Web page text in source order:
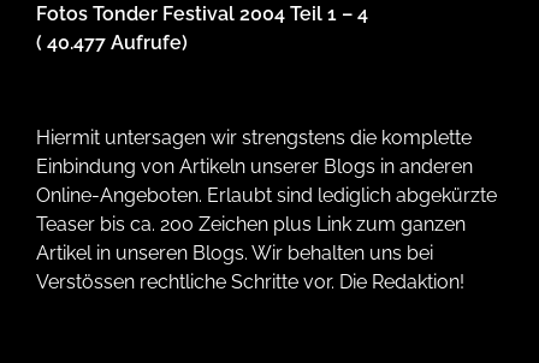
Fotos Tonder Festival 2004 Teil 1 – 4
( 40.477 Aufrufe)
Hiermit untersagen wir strengstens die komplette
Einbindung von Artikeln unserer Blogs in anderen
Online-Angeboten. Erlaubt sind lediglich abgekürzte
Teaser bis ca. 200 Zeichen plus Link zum ganzen
Artikel in unseren Blogs. Wir behalten uns bei
Verstössen rechtliche Schritte vor. Die Redaktion!